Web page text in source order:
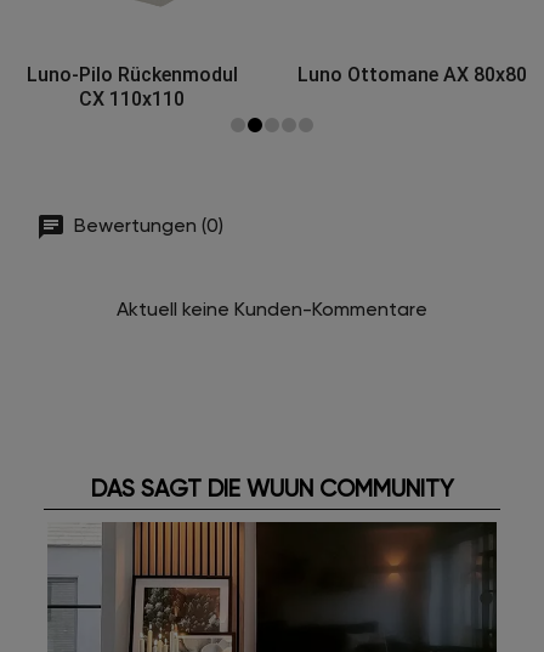
Luno-Pilo Rückenmodul
CX 110x110
Luno Ottomane AX 80x80
Bewertungen (0)
Aktuell keine Kunden-Kommentare
DAS SAGT DIE WUUN COMMUNITY